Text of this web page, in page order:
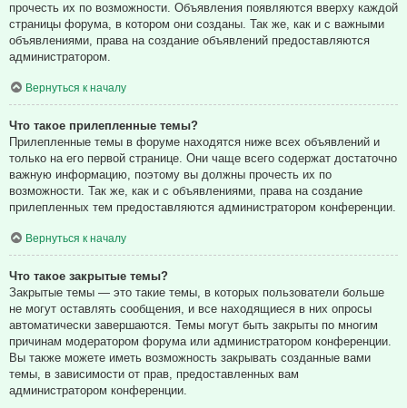
прочесть их по возможности. Объявления появляются вверху каждой
страницы форума, в котором они созданы. Так же, как и с важными
объявлениями, права на создание объявлений предоставляются
администратором.
Вернуться к началу
Что такое прилепленные темы?
Прилепленные темы в форуме находятся ниже всех объявлений и
только на его первой странице. Они чаще всего содержат достаточно
важную информацию, поэтому вы должны прочесть их по
возможности. Так же, как и с объявлениями, права на создание
прилепленных тем предоставляются администратором конференции.
Вернуться к началу
Что такое закрытые темы?
Закрытые темы — это такие темы, в которых пользователи больше
не могут оставлять сообщения, и все находящиеся в них опросы
автоматически завершаются. Темы могут быть закрыты по многим
причинам модератором форума или администратором конференции.
Вы также можете иметь возможность закрывать созданные вами
темы, в зависимости от прав, предоставленных вам
администратором конференции.